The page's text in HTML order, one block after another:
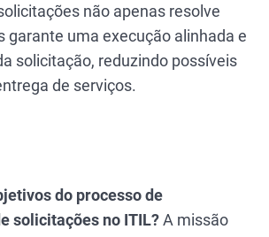
não apenas resolve
garante uma execução alinhada e
solicitação, reduzindo possíveis
de serviços.
do processo de
solicitações no ITIL?A missão